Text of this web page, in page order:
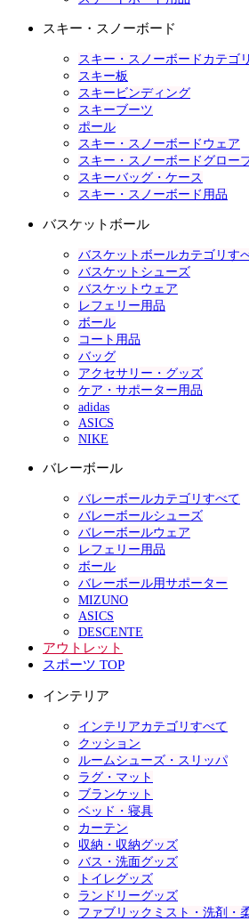
スキー・スノーボード
スキー・スノーボードカテゴ
スキー板
スキービンディング
スキーブーツ
ポール
スキー・スノーボードウェア
スキー・スノーボードグロー
スキーバッグ・ケース
スキー・スノーボード用品
バスケットボール
バスケットボールカテゴリす
バスケットシューズ
バスケットウェア
レフェリー用品
ボール
コート用品
バッグ
アクセサリー・グッズ
ケア・サポーター用品
adidas
ASICS
NIKE
バレーボール
バレーボールカテゴリすべて
バレーボールシューズ
バレーボールウェア
レフェリー用品
ボール
バレーボール用サポーター
MIZUNO
ASICS
DESCENTE
アウトレット
スポーツ TOP
インテリア
インテリアカテゴリすべて
クッション
ルームシューズ・スリッパ
ラグ・マット
ブランケット
ベッド・寝具
カーテン
収納・収納グッズ
バス・洗面グッズ
トイレグッズ
ランドリーグッズ
ファブリックミスト・洗剤・